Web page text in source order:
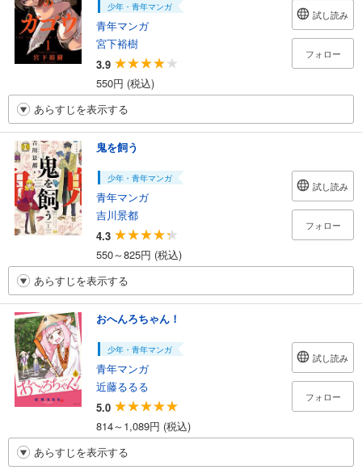
少年・青年マンガ
青年マンガ
宮下裕樹
3.9
550円 (税込)
試し読み
フォロー
あらすじを表示する
鬼を飼う
少年・青年マンガ
青年マンガ
吉川景都
4.3
550～825円 (税込)
試し読み
フォロー
あらすじを表示する
おへんろちゃん！
少年・青年マンガ
青年マンガ
近藤るるる
5.0
814～1,089円 (税込)
試し読み
フォロー
あらすじを表示する